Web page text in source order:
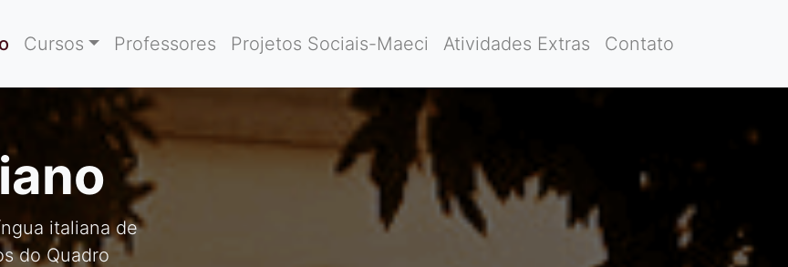
Cursos Professores Projetos Sociais-Maeci Atividades Extras Contato
italiana de
do Quadro